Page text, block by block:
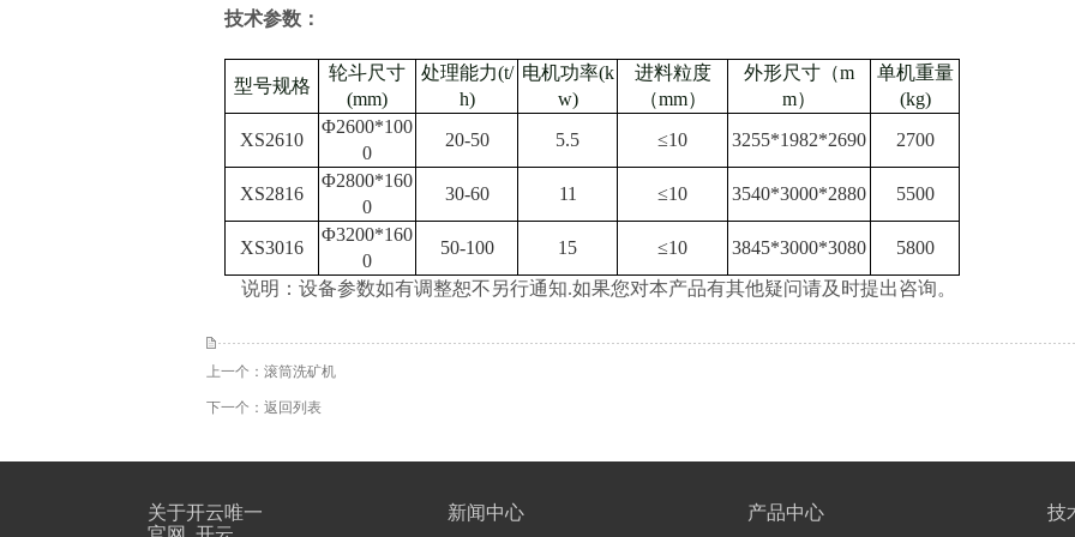
技术参数 ：
型号规格
轮斗尺寸
(mm)
处理能力(t/
h)
电机功率(k
w)
进料粒度
（mm）
外形尺寸（m
m）
单机重量
(kg)
XS2610
Φ2600*100
0
20-50 5.5 ≤10 3255*1982*2690 2700
XS2816
Φ2800*160
0
30-60 11 ≤10 3540*3000*2880 5500
XS3016
Φ3200*160
0
50-100 15 ≤10 3845*3000*3080
5800
说明：设备参数如有调整恕不另行通知.如果您对本产品有其他疑问请及时提出咨询。
上一个： 滚筒洗矿机
下一个： 返回列表
关于开云唯一
官网_开云
新闻中心 产品中心 技